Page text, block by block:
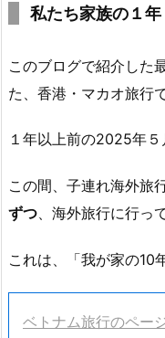
私たち家族の１年
このブログで紹介した
た、香港・マカオ旅行
１年以上前の2025年５
この間、子連れ海外旅
ずつ、海外旅行に行っ
これは、「我が家の10
ベトナム旅行のペー